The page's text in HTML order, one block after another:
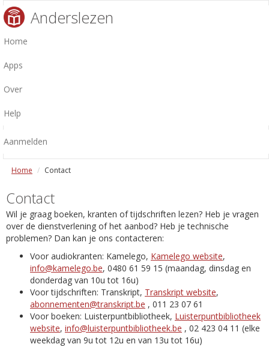
Anderslezen
Home
Apps
Over
Help
Aanmelden
Home Contact
Contact
Wil je graag boeken, kranten of tijdschriften lezen? Heb je vragen
over de dienstverlening of het aanbod? Heb je technische
problemen? Dan kan je ons contacteren:
Voor audiokranten: Kamelego, Kamelego website,
info@kamelego.be, 0480 61 59 15 (maandag, dinsdag en
donderdag van 10u tot 16u)
Voor tijdschriften: Transkript, Transkript website,
abonnementen@transkript.be , 011 23 07 61
Voor boeken: Luisterpuntbibliotheek, Luisterpuntbibliotheek
website, info@luisterpuntbibliotheek.be , 02 423 04 11 (elke
weekdag van 9u tot 12u en van 13u tot 16u)